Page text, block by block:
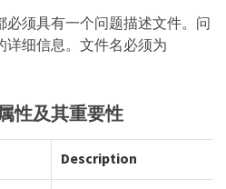
须具有一个问题描述文件。问
详细信息。文件名必须为
性及其重要性
Description